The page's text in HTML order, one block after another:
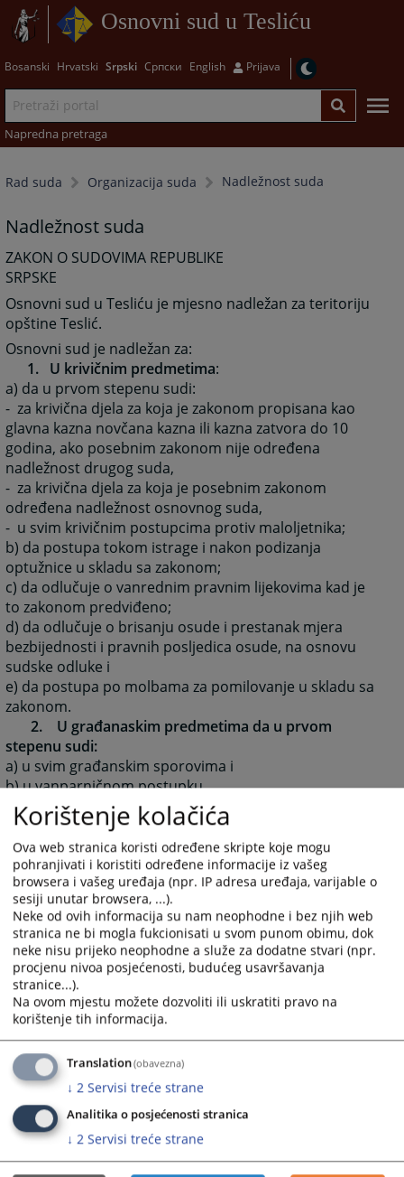
Osnovni sud u Tesliću
Bosanski Hrvatski Srpski Српски English Prijava
Napredna pretraga
Rad suda Organizacija suda Nadležnost suda
Nadležnost suda
ZAKON O SUDOVIMA REPUBLIKE
SRPSKE
Osnovni sud u Tesliću je mjesno nadležan za teritoriju
opštine Teslić.
Osnovni sud je nadležan za:
1. U krivičnim predmetima:
a) da u prvom stepenu sudi:
- za krivična djela za koja je zakonom propisana kao
glavna kazna novčana kazna ili kazna zatvora do 10
godina, ako posebnim zakonom nije određena
nadležnost drugog suda,
- za krivična djela za koja je posebnim zakonom
određena nadležnost osnovnog suda,
- u svim krivičnim postupcima protiv maloljetnika;
b) da postupa tokom istrage i nakon podizanja
optužnice u skladu sa zakonom;
c) da odlučuje o vanrednim pravnim lijekovima kad je
to zakonom predviđeno;
d) da odlučuje o brisanju osude i prestanak mjera
bezbijednosti i pravnih posljedica osude, na osnovu
sudske odluke i
e) da postupa po molbama za pomilovanje u skladu sa
zakonom.
2. U građanaskim predmetima da u prvom
stepenu sudi:
a) u svim građanskim sporovima i
b) u vanparničnom postupku.
3. U drugim predmetima:
a) da sprovodi izvršni postupak, ako zakonom nije
drugačije određeno;
b) da određuje mjere obezbjeđenja, ako zakonom nije
drugačije određeno;
c) da rješava u posebnim postupcima, ako zakonom
nije drugačije određeno;
d) da obavlja zemljišno-knjižne poslove, u skladu sa
zakonom;
e) da pruža pravnu pomoć sudovima u Bosni i
Hercegovini;
f) da vrši poslove međunarodne pravne pomoći, ako
zakonom nije određeno da neke od tih poslova vrši
okružni sud;
g) da vrši poslove upisa u registar pravnih lica i
samostalnih preduzetnika ako je to zakonom utvrđeno;
h) da vrši druge poslove određene zakonom.
Korištenje kolačića
Ova web stranica koristi određene skripte koje mogu
pohranjivati i koristiti određene informacije iz vašeg
browsera i vašeg uređaja (npr. IP adresa uređaja, varijable o
sesiji unutar browsera, ...).
Neke od ovih informacija su nam neophodne i bez njih web
stranica ne bi mogla fukcionisati u svom punom obimu, dok
neke nisu prijeko neophodne a služe za dodatne stvari (npr.
procjenu nivoa posjećenosti, budućeg usavršavanja
stranice...).
Na ovom mjestu možete dozvoliti ili uskratiti pravo na
korištenje tih informacija.
Translation(obavezna)
↓ 2 Servisi treće strane
Analitika o posjećenosti stranica
↓ 2 Servisi treće strane